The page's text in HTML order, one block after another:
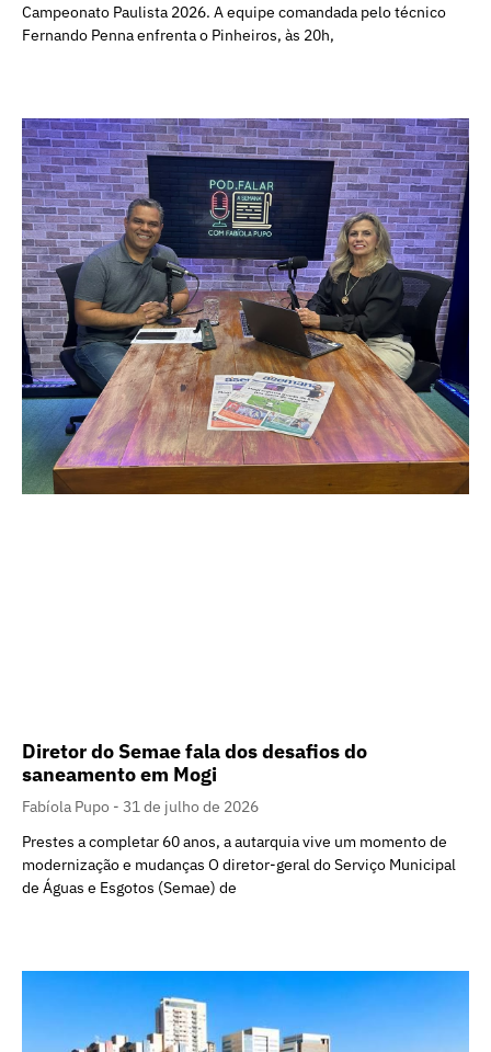
Campeonato Paulista 2026. A equipe comandada pelo técnico
Fernando Penna enfrenta o Pinheiros, às 20h,
Diretor do Semae fala dos desafios do
saneamento em Mogi
Fabíola Pupo
31 de julho de 2026
Prestes a completar 60 anos, a autarquia vive um momento de
modernização e mudanças O diretor-geral do Serviço Municipal
de Águas e Esgotos (Semae) de